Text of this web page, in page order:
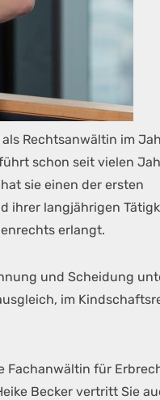
Rechtsanwältin im
schon seit vielen
sie einen der ersten
ihrer langjährigen
erlangt.
und Scheidung
im
Fachanwältin für
Becker vertritt Sie